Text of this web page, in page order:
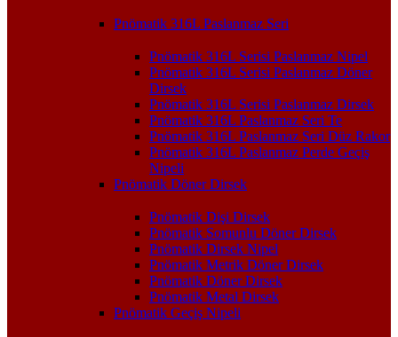
Pnömatik 316L Paslanmaz Seri
Pnömatik 316L Serisi Paslanmaz Nipel
Pnömatik 316L Serisi Paslanmaz Döner
Dirsek
Pnömatik 316L Serisi Paslanmaz Dirsek
Pnömatik 316L Paslanmaz Seri Te
Pnömatik 316L Paslanmaz Seri Düz Rakor
Pnömatik 316L Paslanmaz Perde Geçiş
Nipeli
Pnömatik Döner Dirsek
Pnömatik Dişi Dirsek
Pnömatik Somunlu Döner Dirsek
Pnömatik Dirsek Nipel
Pnömatik Metrik Döner Dirsek
Pnömatik Döner Dirsek
Pnömatik Metal Dirsek
Pnömatik Geçiş Nipeli